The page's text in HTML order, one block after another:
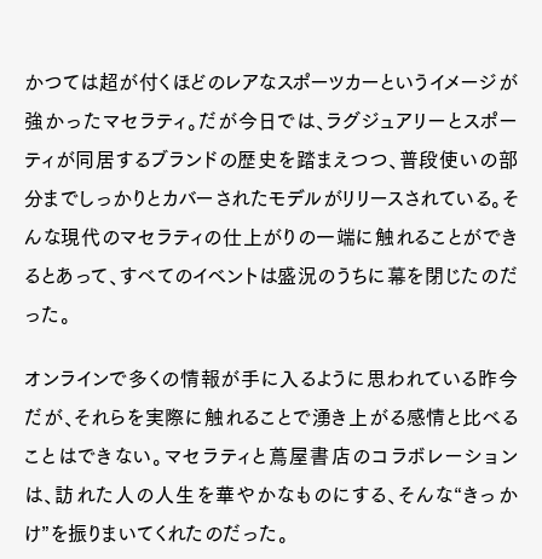
かつては超が付くほどのレアなスポーツカーというイメージが
強かったマセラティ。だが今日では、ラグジュアリーとスポー
ティが同居するブランドの歴史を踏まえつつ、普段使いの部
分までしっかりとカバーされたモデルがリリースされている。そ
んな現代のマセラティの仕上がりの一端に触れることができ
るとあって、すべてのイベントは盛況のうちに幕を閉じたのだ
った。
オンラインで多くの情報が手に入るように思われている昨今
だが、それらを実際に触れることで湧き上がる感情と比べる
ことはできない。マセラティと蔦屋書店のコラボレーション
は、訪れた人の人生を華やかなものにする、そんな“きっか
け”を振りまいてくれたのだった。